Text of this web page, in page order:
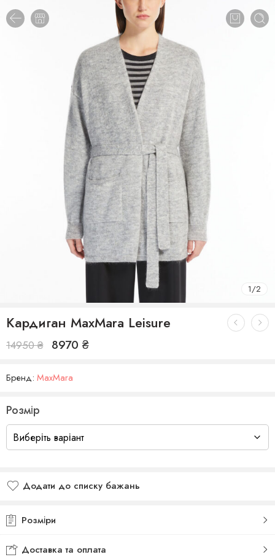
1/2
Кардиган MaxMara Leisure
14950₴ 8970 ₴
Бренд: MaxMara
Розмір
Додати до списку бажань
Розміри
Доставка та оплата